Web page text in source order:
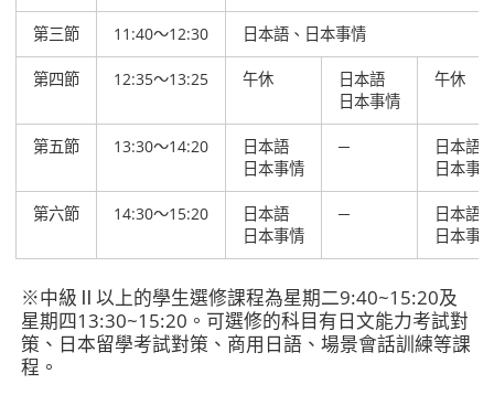
第三節 11:40～12:30 日本語、日本事情
第四節 12:35～13:25 午休
日本語
日本事情
午休
第五節 13:30～14:20
日本語
日本事情
─
日本語
日本事
第六節 14:30～15:20
日本語
日本事情
─
日本語
日本事
※中級Ⅱ以上的學生選修課程為星期二9:40~15:20及
星期四13:30~15:20。可選修的科目有日文能力考試對
策、日本留學考試對策、商用日語、場景會話訓練等課
程。